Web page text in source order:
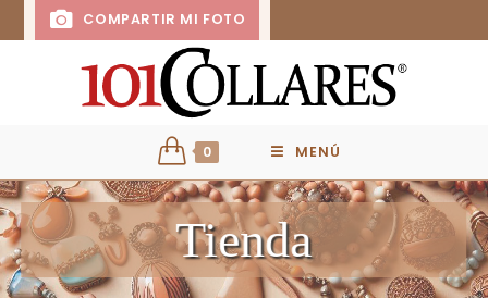
COMPARTIR MI FOTO
0 MENÚ
Tienda